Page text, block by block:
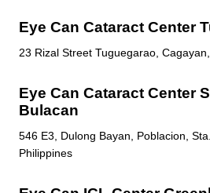
Eye Can Cataract Center
23 Rizal Street Tuguegarao,
Eye Can Cataract Center
Bulacan
546 E3, Dulong Bayan, Poblacion,
Philippines